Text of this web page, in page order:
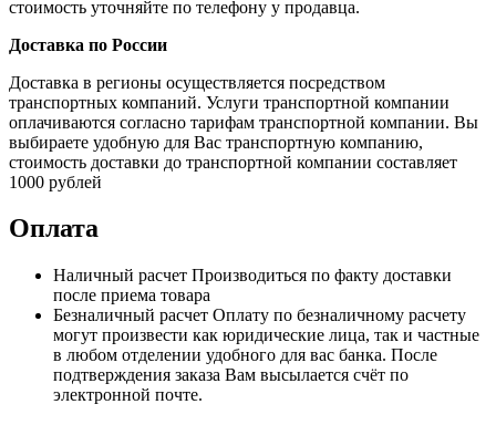
стоимость уточняйте по телефону у продавца.
Доставка по России
Доставка в регионы осуществляется посредством
транспортных компаний. Услуги транспортной компании
оплачиваются согласно тарифам транспортной компании. Вы
выбираете удобную для Вас транспортную компанию,
стоимость доставки до транспортной компании составляет
1000 рублей
Оплата
Наличный расчет Производиться по факту доставки
после приема товара
Безналичный расчет Оплату по безналичному расчету
могут произвести как юридические лица, так и частные
в любом отделении удобного для вас банка. После
подтверждения заказа Вам высылается счёт по
электронной почте.